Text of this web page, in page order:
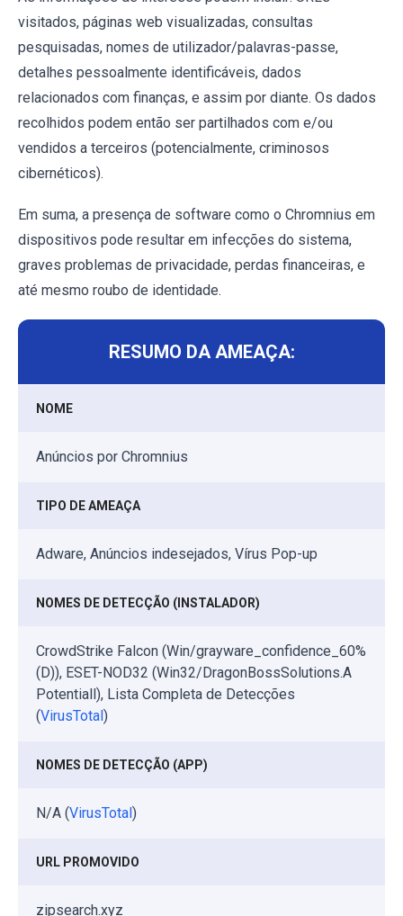
visitados, páginas web visualizadas, consultas
pesquisadas, nomes de utilizador/palavras-passe,
detalhes pessoalmente identificáveis, dados
relacionados com finanças, e assim por diante. Os dados
recolhidos podem então ser partilhados com e/ou
vendidos a terceiros (potencialmente, criminosos
cibernéticos).
Em suma, a presença de software como o Chromnius em
dispositivos pode resultar em infecções do sistema,
graves problemas de privacidade, perdas financeiras, e
até mesmo roubo de identidade.
RESUMO DA AMEAÇA:
NOME
Anúncios por Chromnius
TIPO DE AMEAÇA
Adware, Anúncios indesejados, Vírus Pop-up
NOMES DE DETECÇÃO (INSTALADOR)
CrowdStrike Falcon (Win/grayware_confidence_60%
(D)), ESET-NOD32 (Win32/DragonBossSolutions.A
Potentiall), Lista Completa de Detecções
(VirusTotal)
NOMES DE DETECÇÃO (APP)
N/A (VirusTotal)
URL PROMOVIDO
zipsearch.xyz